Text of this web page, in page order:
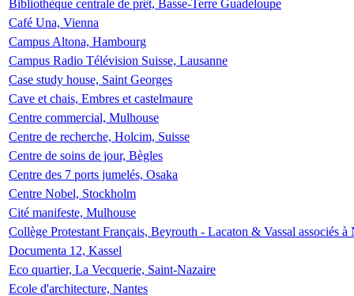
Bibliothèque centrale de prêt, Basse-Terre Guadeloupe
Café Una, Vienna
Campus Altona, Hambourg
Campus Radio Télévision Suisse, Lausanne
Case study house, Saint Georges
Cave et chais, Embres et castelmaure
Centre commercial, Mulhouse
Centre de recherche, Holcim, Suisse
Centre de soins de jour, Bègles
Centre des 7 ports jumelés, Osaka
Centre Nobel, Stockholm
Cité manifeste, Mulhouse
Collège Protestant Français, Beyrouth - Lacaton & Vassal associés
Documenta 12, Kassel
Eco quartier, La Vecquerie, Saint-Nazaire
Ecole d'architecture, Nantes